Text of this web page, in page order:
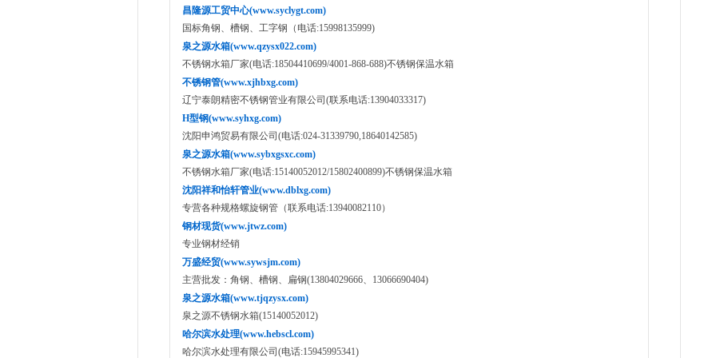
昌隆源工贸中心(www.syclygt.com)
国标角钢、槽钢、工字钢（电话:15998135999)
泉之源水箱(www.qzysx022.com)
不锈钢水箱厂家(电话:18504410699/4001-868-688)不锈钢保温水箱
不锈钢管(www.xjhbxg.com)
辽宁泰朗精密不锈钢管业有限公司(联系电话:13904033317)
H型钢(www.syhxg.com)
沈阳申鸿贸易有限公司(电话:024-31339790,18640142585)
泉之源水箱(www.sybxgsxc.com)
不锈钢水箱厂家(电话:15140052012/15802400899)不锈钢保温水箱
沈阳祥和怡轩管业(www.dblxg.com)
专营各种规格螺旋钢管（联系电话:13940082110）
钢材现货(www.jtwz.com)
专业钢材经销
万盛经贸(www.sywsjm.com)
主营批发：角钢、槽钢、扁钢(13804029666、13066690404)
泉之源水箱(www.tjqzysx.com)
泉之源不锈钢水箱(15140052012)
哈尔滨水处理(www.hebscl.com)
哈尔滨水处理有限公司(电话:15945995341)